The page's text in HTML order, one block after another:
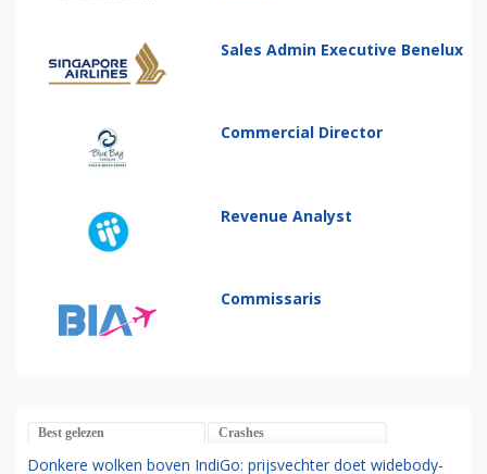
Sales Admin Executive Benelux
Commercial Director
Revenue Analyst
Commissaris
Best gelezen Crashes
Donkere wolken boven IndiGo: prijsvechter doet widebody-